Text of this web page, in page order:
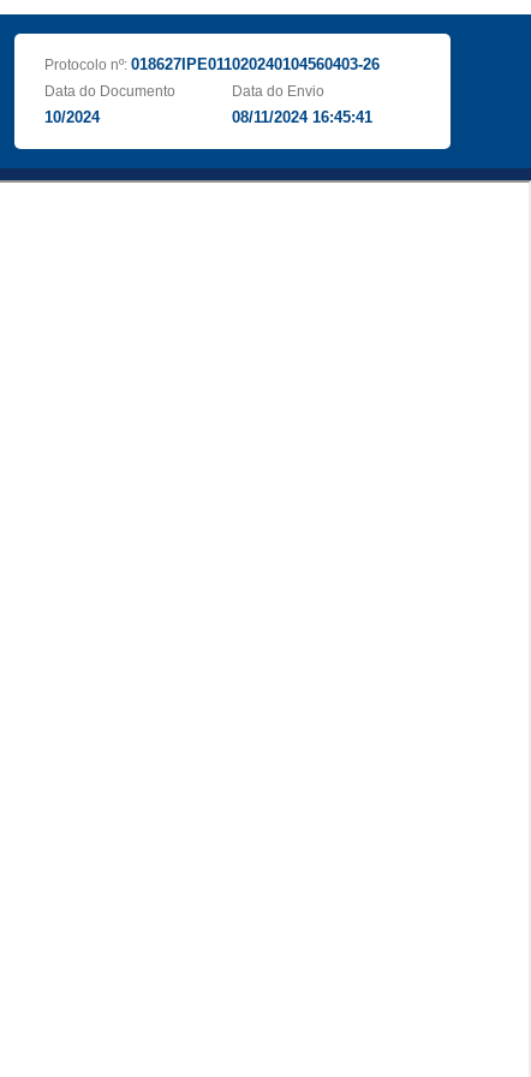
Protocolo nº: 018627IPE011020240104560403-26
Data do Documento
10/2024
Data do Envio
08/11/2024 16:45:41